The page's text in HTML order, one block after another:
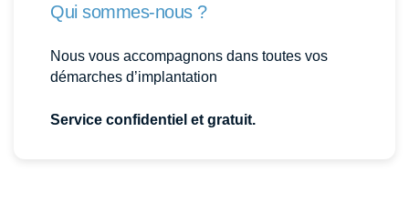
Qui sommes-nous ?
Nous vous accompagnons dans toutes vos
démarches d’implantation
Service confidentiel et gratuit.